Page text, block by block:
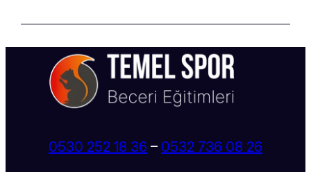
0530 252 18 36 – 0532 736 08 26